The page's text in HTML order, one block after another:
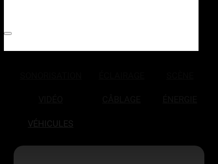
VÉHICULES